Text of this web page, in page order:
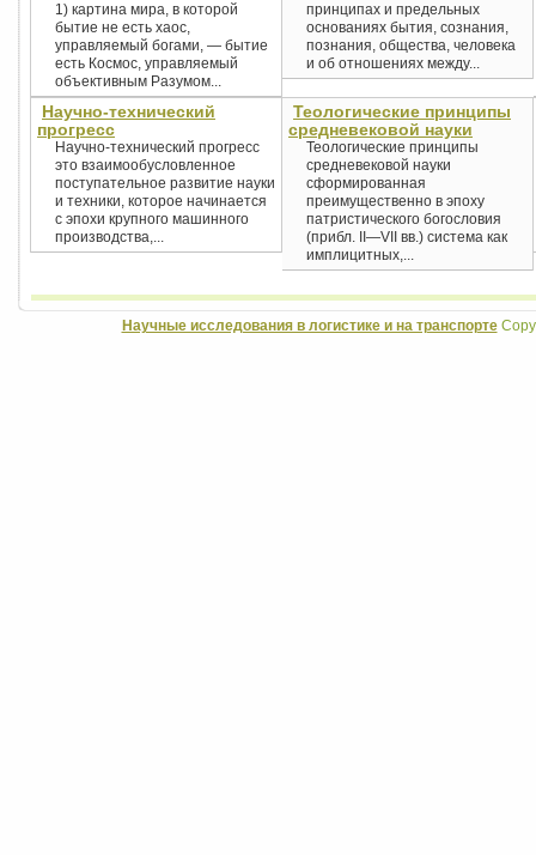
1) картина мира, в которой
бытие не есть хаос,
управляемый богами, — бытие
есть Космос, управляемый
объективным Разумом...
принципах и предельных
основаниях бытия, сознания,
познания, общества, человека
и об отношениях между...
Научно-технический
прогресс
Научно-технический прогресс
это взаимообусловленное
поступательное развитие науки
и техники, которое начинается
с эпохи крупного машинного
производства,...
Теологические принципы
средневековой науки
Теологические принципы
средневековой науки
сформированная
преимущественно в эпоху
патристического богословия
(прибл. II—VII вв.) система как
имплицитных,...
Научные исследования в логистике и на транспорте